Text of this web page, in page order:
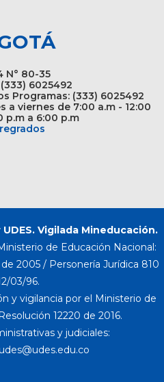
N° 80-35
(333) 6025492
Programas: (333) 6025492
a viernes de 7:00 a.m - 12:00
p.m a 6:00 p.m
Vigilada Mineducación.
de Educación Nacional:
2005 / Personería Jurídica 810
03/96.
y vigilancia por el Ministerio de
12220 de 2016.
y judiciales: